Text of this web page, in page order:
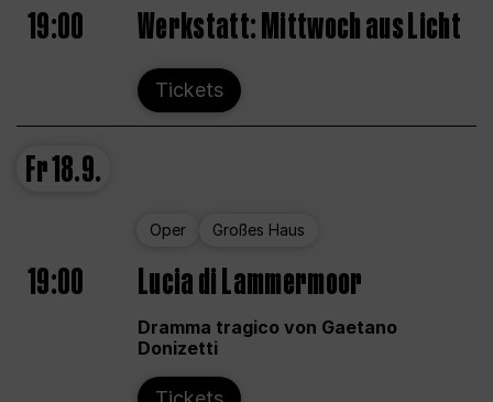
19:00 Werkstatt: Mittwoch aus Licht
Tickets
Fr18.9.
Oper Großes Haus
19:00 Lucia di Lammermoor
Dramma tragico von Gaetano
Donizetti